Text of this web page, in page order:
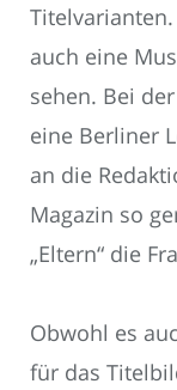
auch eine
sehen. Bei
eine Berliner
an die
Magazin so
„Eltern“ die
Obwohl es
für das